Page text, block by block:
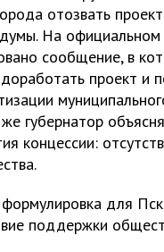
отозвать
На официальном
сообщение, в
доработать проект и
губернатор
концессии:
для
поддержки